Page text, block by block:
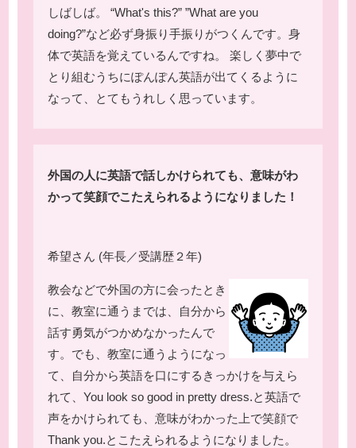
しばしば。 “What's this?” ”What are you
doing?”など必ず身振り手振りがつくんです。身
体で英語を覚えているんですね。 楽しく夢中で
とり組むうちにぽんぽん英語が出てくるように
なって、とてもうれしく思っています。
外国の人に英語で話しかけられても、意味がわ
かって笑顔でこたえられるようになりました！
希望さん (年長／受講歴２年)
教会などで外国の方に会ったとき
に、教室に通うまでは、自分から
話す勇気がつかめなかったんで
す。でも、教室に通うようになっ
て、自分から英語を口にするきっかけを与えら
れて、You look so good in pretty dress.と英語で
声をかけられても、意味がわかった上で笑顔で
Thank you.とこたえられるようになりました。